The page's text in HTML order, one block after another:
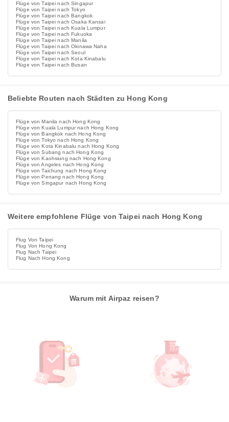
Flüge von Taipei nach Singapur
Flüge von Taipei nach Tokyo
Flüge von Taipei nach Bangkok
Flüge von Taipei nach Osaka Kansai
Flüge von Taipei nach Kuala Lumpur
Flüge von Taipei nach Fukuoka
Flüge von Taipei nach Manila
Flüge von Taipei nach Okinawa Naha
Flüge von Taipei nach Seoul
Flüge von Taipei nach Kota Kinabalu
Flüge von Taipei nach Busan
Beliebte Routen nach Städten zu Hong Kong
Flüge von Manila nach Hong Kong
Flüge von Kuala Lumpur nach Hong Kong
Flüge von Bangkok nach Hong Kong
Flüge von Tokyo nach Hong Kong
Flüge von Kota Kinabalu nach Hong Kong
Flüge von Subang nach Hong Kong
Flüge von Kaohsiung nach Hong Kong
Flüge von Angeles nach Hong Kong
Flüge von Taichung nach Hong Kong
Flüge von Penang nach Hong Kong
Flüge von Singapur nach Hong Kong
Weitere empfohlene Flüge von Taipei nach Hong Kong
Flug Von Taipei
Flug Von Hong Kong
Flug Nach Taipei
Flug Nach Hong Kong
Warum mit Airpaz reisen?